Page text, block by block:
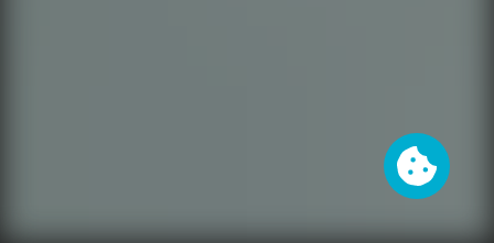
Cookies